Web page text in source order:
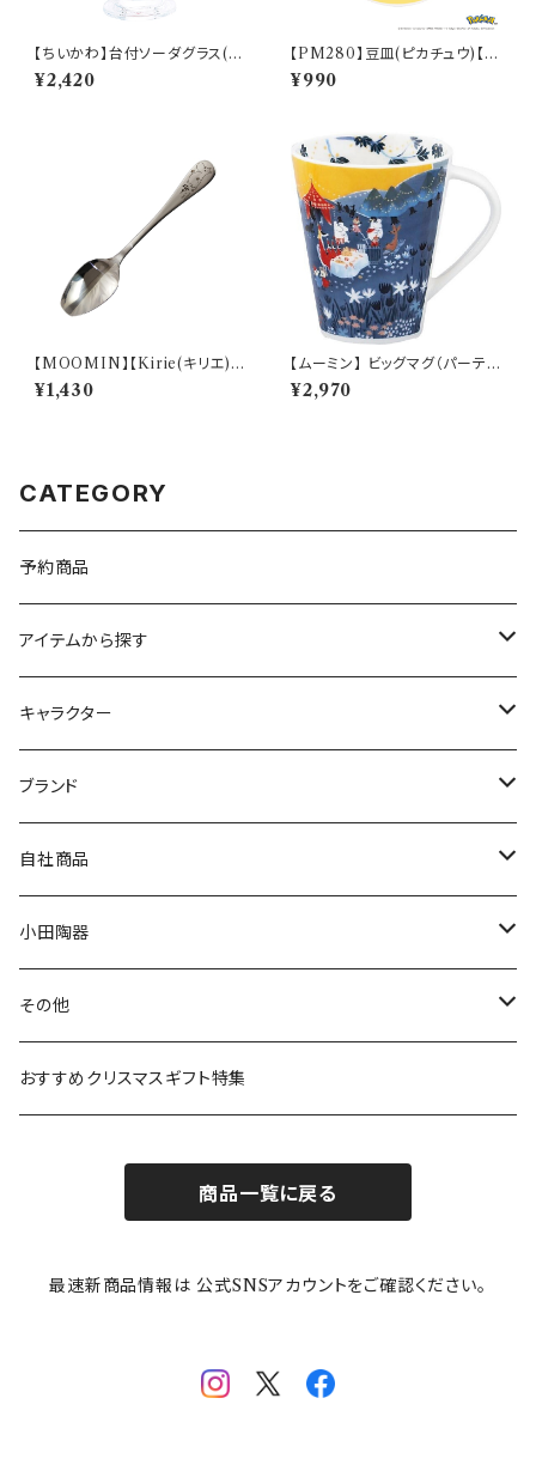
【ちいかわ】台付ソーダグラス(ち
いかわ)【CKW40】CKW41-81
3
¥2,420
【PM280】豆皿(ピカチュウ)【D
aily Sketch】PM284-333
¥990
【MOOMIN】【Kirie(キリエ)】
すくいやすいスプーン（ムーミン）
【MM9000】MM9001-863
¥1,430
【ムーミン】 ビッグマグ（パーテ
ィ）【MM3200】MM3203-35
¥2,970
CATEGORY
予約商品
アイテムから探す
九谷焼
マグ＆カップ
プレート
ボウル
ガラスウェア
カトラリー
キャラクター
ムーミン
80th記念アイテム
リトルミイの日記念アイテム
MOOMIN ANIMATION
スヌーピー
ピーターラビット
ポケットモンスター
mofusand（モフサンド）
mofsand×日比谷花壇
ブランド
LA AMYS(エミーズ)
LISA LARSON(リサラーソン)
LAURA ASHLEY(ローラ アシュレイ)
Finlayson(フィンレイソン)
HANAE MORI(ハナエモリ)
THE BEATLES(ザ・ビートルズ)
自社商品
ねこ企画
Cecera(セセラ)
CELEC(セレック)
隅切り重箱
小田陶器
さざなみ
吉祥
メイメイウェア
SoSo(ソソ）
その他
リサイクル食器
おすすめクリスマスギフト特集
商品一覧に戻る
最速新商品情報は 公式SNSアカウントをご確認ください。